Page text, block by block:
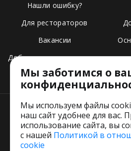
Нашли ошибку?
Для рестораторов
Вакансии
Добавить свое заведение
Тарифы
Пользовательское
Мы заботимся о
Мы используем файлы
наш сайт удобнее для вас.
использование сайта, вы
с нашей Политикой в
cookie